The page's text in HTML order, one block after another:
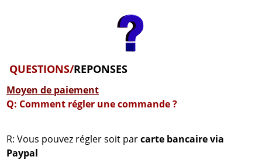
QUESTIONS/REPONSES
Moyen de paiement
Q: Comment régler une commande ?
R: Vous pouvez régler soit parcarte bancaire via
Paypal